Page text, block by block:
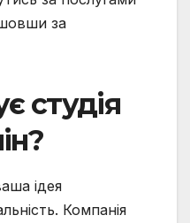
за
студія
ідея
Компанія